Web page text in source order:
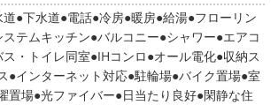
道 下水道 電話 冷房 暖房 給湯 フローリン
ステムキッチン バルコニー シャワー エアコ
ス・トイレ同室 IHコンロ オール電化 収納ス
インターネット対応 駐輪場 バイク置場 室
置場 光ファイバー 日当たり良好 閑静な住